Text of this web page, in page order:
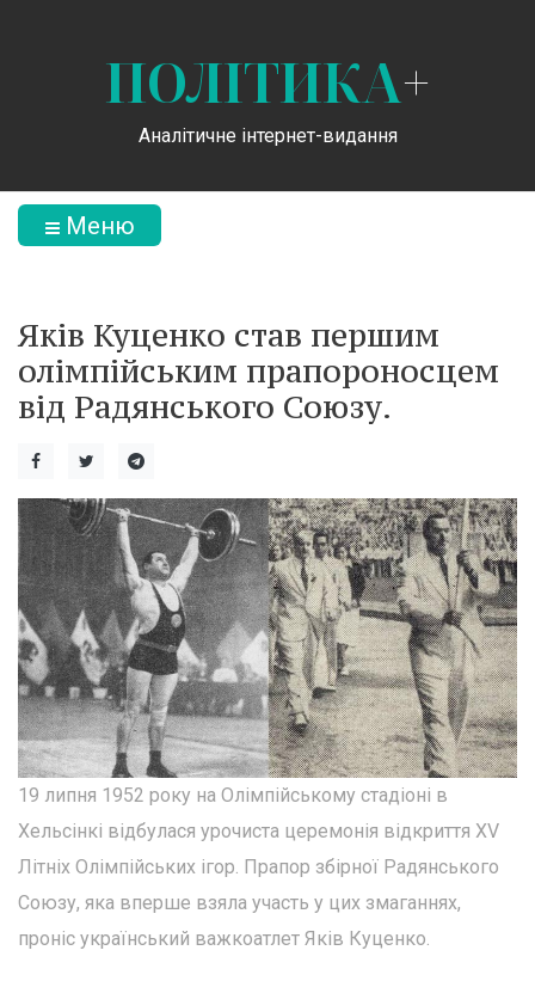
ПОЛІТИКА+
Аналітичне інтернет-видання
Меню
Яків Куценко став першим
олімпійським прапороносцем
від Радянського Союзу.
19 липня 1952 року на Олімпійському стадіоні в
Хельсінкі відбулася урочиста церемонія відкриття XV
Літніх Олімпійських ігор. Прапор збірної Радянського
Союзу, яка вперше взяла участь у цих змаганнях,
проніс український важкоатлет Яків Куценко.